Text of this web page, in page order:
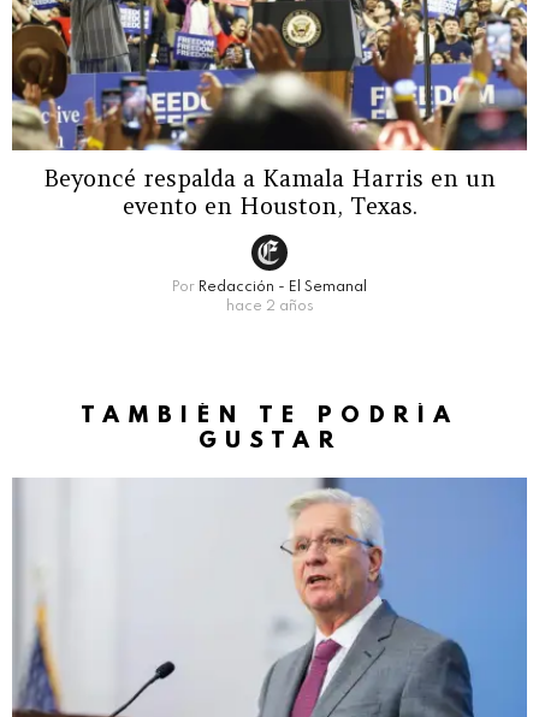
Beyoncé respalda a Kamala Harris en un
evento en Houston, Texas.
Por Redacción - El Semanal
hace 2 años
TAMBIÉN TE PODRÍA
GUSTAR